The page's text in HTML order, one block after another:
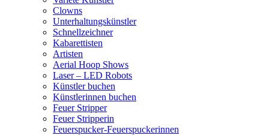
Clowns
Unterhaltungskünstler
Schnellzeichner
Kabarettisten
Artisten
Aerial Hoop Shows
Laser – LED Robots
Künstler buchen
Künstlerinnen buchen
Feuer Stripper
Feuer Stripperin
Feuerspucker-Feuerspuckerinnen